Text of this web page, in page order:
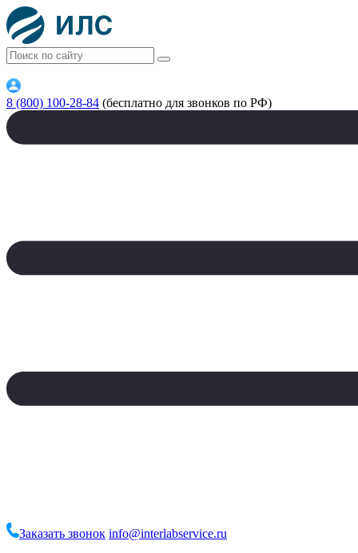
8 (800) 100-28-84 (бесплатно для звонков по РФ)
Заказать звонок info@interlabservice.ru